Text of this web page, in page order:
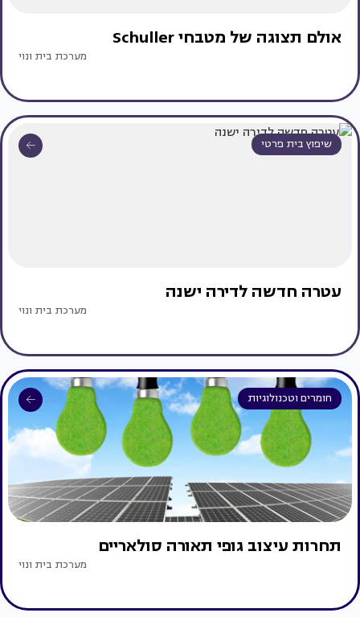
אולם תצוגה של מטבחי Schuller
מערכת בית ונוי
שיפוץ בית פרטי
עטרה חדשה לדירה ישנה
מערכת בית ונוי
חומרים וטכנולוגיות
תחרות עיצוב גופי תאורה סולאריים
מערכת בית ונוי